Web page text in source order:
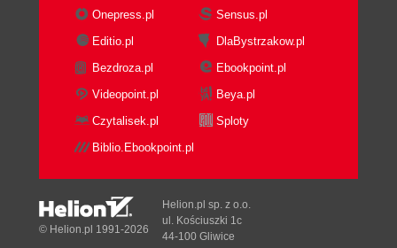
Onepress.pl
Sensus.pl
Editio.pl
DlaBystrzakow.pl
Bezdroza.pl
Ebookpoint.pl
Videopoint.pl
Beya.pl
Czytalisek.pl
Sploty
Biblio.Ebookpoint.pl
© Helion.pl 1991-2026
Helion.pl sp. z o.o.
ul. Kościuszki 1c
44-100 Gliwice